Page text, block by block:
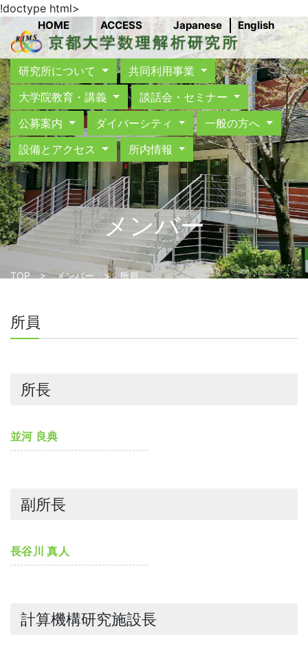
!doctype html>
HOME ACCESS Japanese English
研究所について
共同利用事業
大学院教育・講義
談話会・セミナー
公募案内
ダイバーシティ
一般の方へ
設備とアクセス
所内情報
メンバー
TOP>メンバー> 所員
所員
所長
並河 良典
副所長
長谷川 真人
計算機構研究施設長